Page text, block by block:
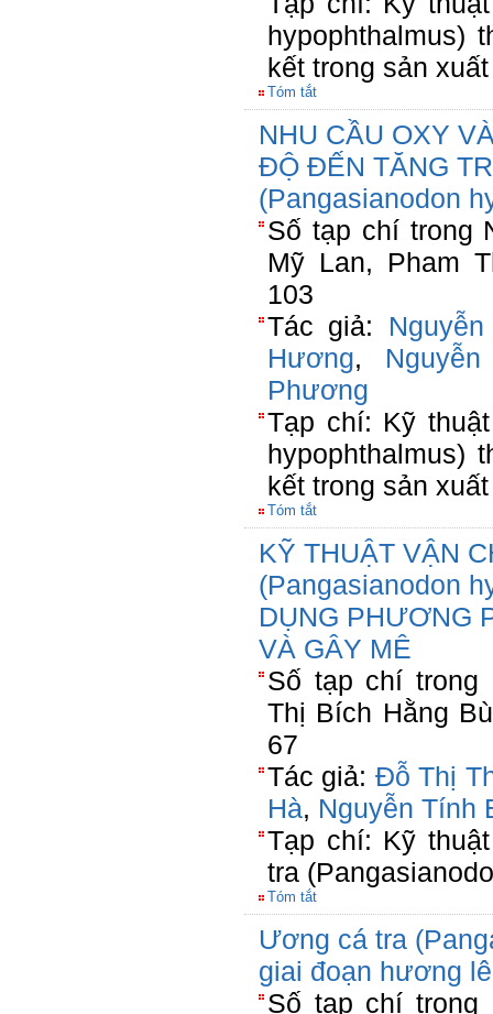
hypophthalmus)
kết trong sản xuất
Tóm tắt
NHU CẦU OXY
ĐỘ ĐẾN TĂNG
(Pangasianodon
Số tạp chí trong
Mỹ Lan, Pham
103
Tác giả:
Hương,
Phương
Tạp chí: Kỹ
hypophthalmus)
kết trong sản xuất
Tóm tắt
KỸ THUẬT VẬN
(Pangasianodon
DỤNG PHƯƠNG
VÀ GÂY MÊ
Số tạp chí trong
Thị Bích Hằng
67
Tác giả: Đỗ Thị
Hà, Nguyễn Tính
Tạp chí: Kỹ
tra
Tóm tắt
Ương cá tra
giai đoạn hương
Số tạp chí trong